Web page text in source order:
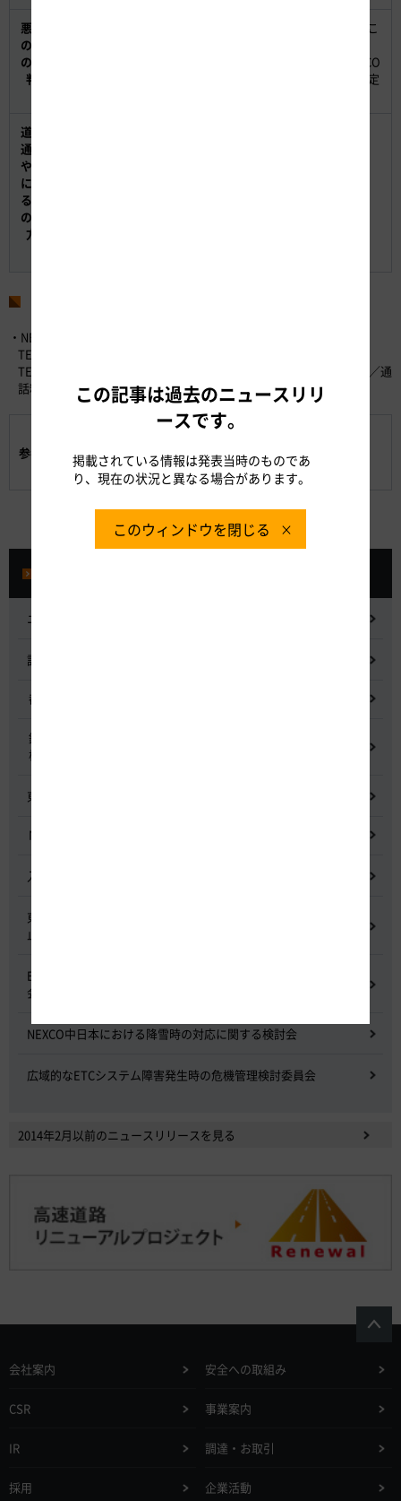
悪天候
の場合
の実施
判断
悪天候の場合の実施判断は、実施前日の17時までにおこ
中止・延期の場合がありますので、お出かけ前にNEXCO
中日本公式WEBサイト＜工事規制予定＞の工事規制予定
道路交
通情報
や工事
に関す
る情報
の確認
方法
・NEXCO中日本お客さまセンター （24時間365日対応）
TEL：0120-922-229 （フリーダイヤル）
TEL：052-223-0333 （フリーダイヤルがご利用になれないお客さま／通
話料有料）
参考資料
工事概要と迂回ルートのご案内
高速道路のご利用にご活用いただける各種情報のご案
内
ニュースリリース
記者会見
都市間高速道路料金割引検討会
鋼少数主桁橋の床版下面吹付コンクリートはく離・落下事象調査
検討委員会
東名高速道路宇利トンネル照明灯具落下事象調査検討会
NEXCO中日本グループの経営上の課題と取組み
入札に係る不正行為に関する調査及び再発防止のための委員会
東名高速道路 中吉田高架橋 塗装塗替え工事による火災事故再発防
止委員会
E20 中央道を跨ぐ橋梁の耐震補強工事施工不良に関する調査委員
会
NEXCO中日本における降雪時の対応に関する検討会
広域的なETCシステム障害発生時の危機管理検討委員会
2014年2月以前のニュースリリースを見る
会社案内 安全への取組み
CSR 事業案内
IR 調達・お取引
採用 企業活動
この記事は過去のニュースリリ
ースです。
掲載されている情報は発表当時のものであ
り、現在の状況と異なる場合があります。
このウィンドウを閉じる